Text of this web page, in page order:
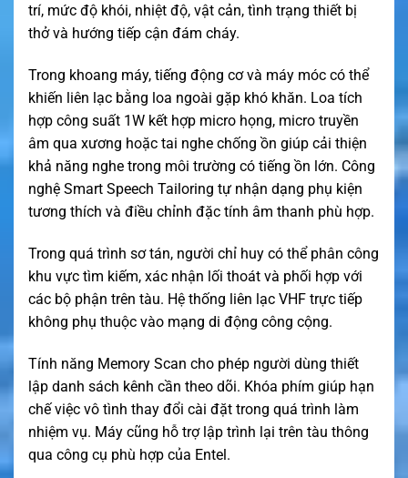
trí, mức độ khói, nhiệt độ, vật cản, tình trạng thiết bị
thở và hướng tiếp cận đám cháy.
Trong khoang máy, tiếng động cơ và máy móc có thể
khiến liên lạc bằng loa ngoài gặp khó khăn. Loa tích
hợp công suất 1W kết hợp micro họng, micro truyền
âm qua xương hoặc tai nghe chống ồn giúp cải thiện
khả năng nghe trong môi trường có tiếng ồn lớn. Công
nghệ Smart Speech Tailoring tự nhận dạng phụ kiện
tương thích và điều chỉnh đặc tính âm thanh phù hợp.
Trong quá trình sơ tán, người chỉ huy có thể phân công
khu vực tìm kiếm, xác nhận lối thoát và phối hợp với
các bộ phận trên tàu. Hệ thống liên lạc VHF trực tiếp
không phụ thuộc vào mạng di động công cộng.
Tính năng Memory Scan cho phép người dùng thiết
lập danh sách kênh cần theo dõi. Khóa phím giúp hạn
chế việc vô tình thay đổi cài đặt trong quá trình làm
nhiệm vụ. Máy cũng hỗ trợ lập trình lại trên tàu thông
qua công cụ phù hợp của Entel.